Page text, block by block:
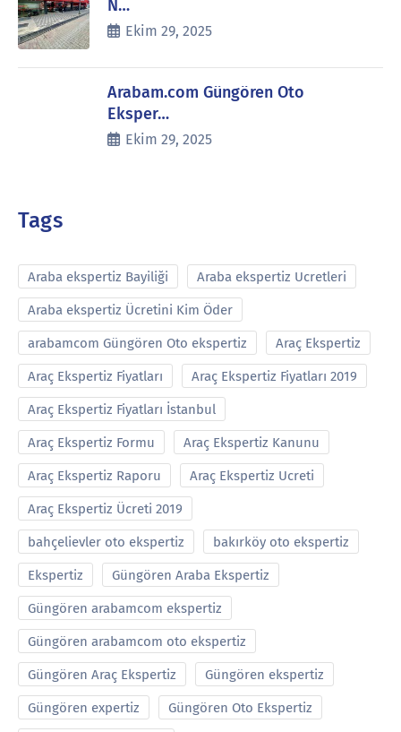
N…
Ekim 29, 2025
Arabam.com Güngören Oto
Eksper…
Ekim 29, 2025
Tags
Araba ekspertiz Bayiliği Araba ekspertiz Ucretleri
Araba ekspertiz Ücretini Kim Öder
arabamcom Güngören Oto ekspertiz Araç Ekspertiz
Araç Ekspertiz Fiyatları Araç Ekspertiz Fiyatları 2019
Araç Ekspertiz Fiyatları İstanbul
Araç Ekspertiz Formu Araç Ekspertiz Kanunu
Araç Ekspertiz Raporu Araç Ekspertiz Ucreti
Araç Ekspertiz Ücreti 2019
bahçelievler oto ekspertiz bakırköy oto ekspertiz
Ekspertiz Güngören Araba Ekspertiz
Güngören arabamcom ekspertiz
Güngören arabamcom oto ekspertiz
Güngören Araç Ekspertiz Güngören ekspertiz
Güngören expertiz Güngören Oto Ekspertiz